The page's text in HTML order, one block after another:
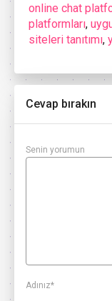
online chat
platformları,
siteleri tanıtımı,
Cevap bırakın
Senin yorumun
Adınız*